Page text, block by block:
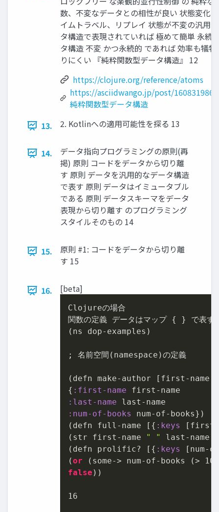
数、不変なデータとの相性が良い 状態変化
イムトラベル、リプレイ 状態が不変の汎⽤
タ構造で表現されていれば 極めて簡単 永続
タ構造 不変 かつ永続的 であれば 効率も犠牲
りにくい 『純粋関数型データ構造』 12
https://clojure.org/reference/atoms
https://asciidwango.jp/post/
純粋関数型データ構造
13.
2. Kotlinへの適⽤可能性を探る 13
14.
データ指向プログラミングの原則(再
掲) 原則 コードをデータから切り離
す 原則 データを汎⽤的なデータ構造
で表す 原則 データはイミュータブル
である 原則 データスキーマをデータ
表現から切り離す のプログラミング
スタイルそのもの 14
15.
原則 #1: コードをデータから切り離
す 15
16. [beta]
Clojureの場合
関数の定義 データはマップ { } で表す
(ns dop-examples)
; 名前空間(namespace)の定義
(defn make-author [first-name
{ :first-name
:last-name
:num-of-books
num-of-books})
(defn full-name [{ :keys
[first-
(str first-name
" "
last-name))
(defn prolific? [{ :keys
[num-
(or (some-> num-of-books (>
100
false ))
16